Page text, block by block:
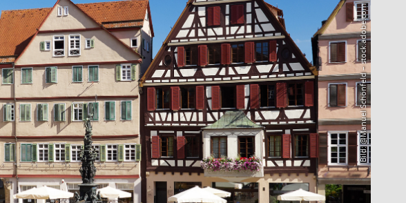
Bild: @Manuel Schönfeld – stock.adobe.com